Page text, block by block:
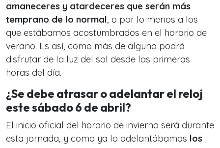
amaneceres y atardeceres que serán más
temprano de lo normal, o por lo menos a los
que estábamos acostumbrados en el horario de
verano. Es así, como más de alguno podrá
disfrutar de la luz del sol desde las primeras
horas del día.
¿Se debe atrasar o adelantar el reloj
este sábado 6 de abril?
El inicio oficial del horario de invierno será durante
esta jornada, y como ya lo adelantábamos los